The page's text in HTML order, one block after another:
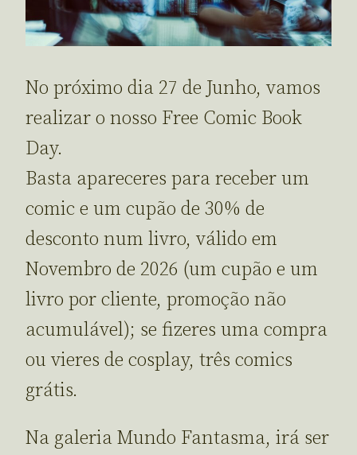
No próximo dia 27 de Junho, vamos
realizar o nosso Free Comic Book
Day.
Basta apareceres para receber um
comic e um cupão de 30% de
desconto num livro, válido em
Novembro de 2026 (um cupão e um
livro por cliente, promoção não
acumulável); se fizeres uma compra
ou vieres de cosplay, três comics
grátis.
Na galeria Mundo Fantasma, irá ser